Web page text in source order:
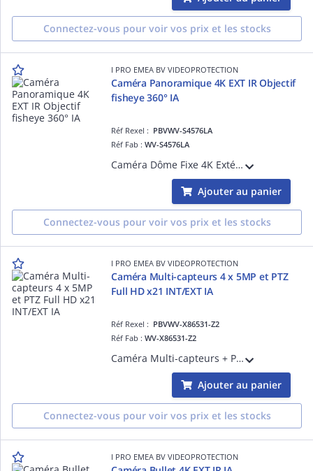
Connectez-vous pour voir vos prix et les stocks
I PRO EMEA BV VIDEOPROTECTION
Caméra Panoramique 4K EXT IR Objectif
fisheye 360° IA
Réf Rexel : PBVWV-S4576LA
Réf Fab :WV-S4576LA
Caméra Dôme Fixe 4K Extérieur, H265 H264, 0,3 lux Couleur, LED IR 10m, Objectif fisheye 183° vertical / 183° horizontal, 84dB, avec plateforme ouverte d'intelligence artificielle, Digital Certificates by GlobalSign, FIPS 140-2 Level3
Ajouter au panier
Connectez-vous pour voir vos prix et les stocks
I PRO EMEA BV VIDEOPROTECTION
Caméra Multi-capteurs 4 x 5MP et PTZ
Full HD x21 INT/EXT IA
Réf Rexel : PBVWV-X86531-Z2
Réf Fab :WV-X86531-Z2
Caméra Multi-capteurs + PTZ 4 x 5MP et 1 PTZ : Full HD, Intérieur / Extérieur, Antivandale IK10 et certification IP67, H265 H264, Multi : 0,12 lux Coul., 108dB, PTZ : 0,11 lux Coul., 144dB, Multi : 3.2mm (97°) PTZ x21 4.0-84.6 mm (3.7° à 7
Ajouter au panier
Connectez-vous pour voir vos prix et les stocks
I PRO EMEA BV VIDEOPROTECTION